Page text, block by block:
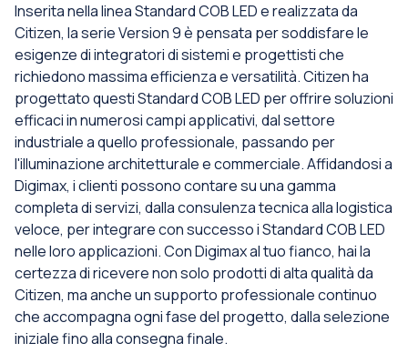
Inserita nella linea Standard COB LED e realizzata da
Citizen, la serie Version 9 è pensata per soddisfare le
esigenze di integratori di sistemi e progettisti che
richiedono massima efficienza e versatilità. Citizen ha
progettato questi Standard COB LED per offrire soluzioni
efficaci in numerosi campi applicativi, dal settore
industriale a quello professionale, passando per
l'illuminazione architetturale e commerciale. Affidandosi a
Digimax, i clienti possono contare su una gamma
completa di servizi, dalla consulenza tecnica alla logistica
veloce, per integrare con successo i Standard COB LED
nelle loro applicazioni. Con Digimax al tuo fianco, hai la
certezza di ricevere non solo prodotti di alta qualità da
Citizen, ma anche un supporto professionale continuo
che accompagna ogni fase del progetto, dalla selezione
iniziale fino alla consegna finale.